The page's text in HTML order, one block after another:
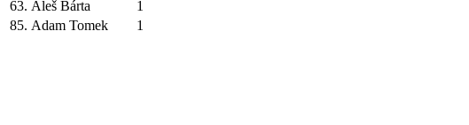
63. Aleš Bárta
1
85. Adam Tomek 1